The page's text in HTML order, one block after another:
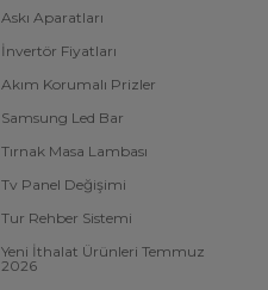
Askı Aparatları
İnvertör Fiyatları
Akım Korumalı Prizler
Samsung Led Bar
Tırnak Masa Lambası
Tv Panel Değişimi
Tur Rehber Sistemi
Yeni İthalat Ürünleri Temmuz
2026